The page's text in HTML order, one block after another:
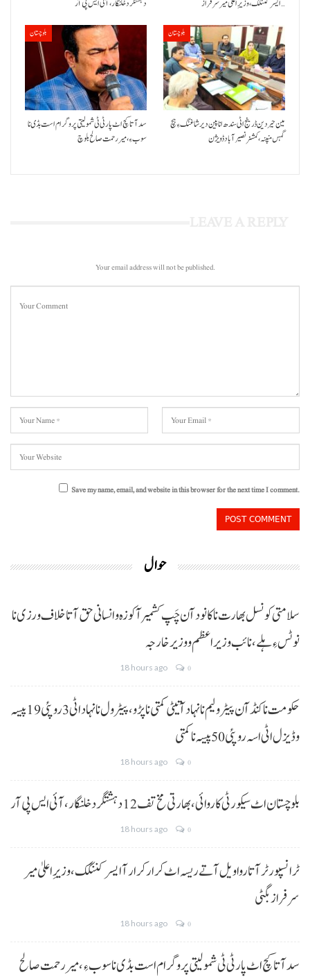
دہشتگرد خلنگار،آئی ایس پی آر ایسر کننگک ،وزیرِ اعلیٰ میر سرفراز…
بلوچستان
سد آتا کچ اٹ پارٹی ٹی شمولیتی پروگرام است بڈی نا
سوب ءِ،میر رحمت صالح بلوچ
بلوچستان
مین حیردین ڈرینج اٹی سندھ انا پین دیر شاغنگ ءِ ہچ
گہس منپنہ،کمشنر نصیرآباد ڈویژن
Your email address will not be published.
Save my name, email, and website in this browser for the next time I comment.
حوال
سلامتی کونسل بھارت نا کانود آن چَپ کشمیر آ کوزہ و انسانی حق آتا خلاف ورزی نا
نوٹس ءِ ہلے،نائب وزیراعظم و وزیر خارجہ
18 hours ago 0
حکومت نا کنڈ آن پیٹرولیم نا نہاد آتیٹی کمتی نا پڑو،پیٹرول نا نہاد اٹی 3 روپئی 19 پیسہ
و ڈیزل اٹی اسہ روپئی 50 پیسہ نا کمتی
18 hours ago 0
بلوچستان اٹ سیکورٹی کاروائی، بھارتی مخ تف 12 دہشتگرد خلنگار،آئی ایس پی آر
18 hours ago 0
ٹرانسپورٹر آتا روا ویل آتے ریسہ اٹ کرار کرار آ ایسر کننگک ،وزیرِ اعلیٰ میر
سرفراز بگٹی
18 hours ago 0
سد آتا کچ اٹ پارٹی ٹی شمولیتی پروگرام است بڈی نا سوب ءِ،میر رحمت صالح